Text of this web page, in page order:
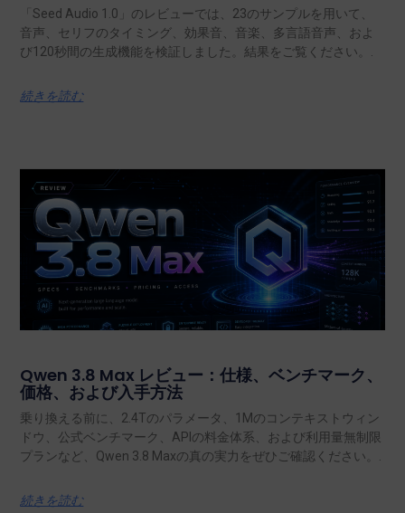
「Seed Audio 1.0」のレビューでは、23のサンプルを用いて、
音声、セリフのタイミング、効果音、音楽、多言語音声、およ
び120秒間の生成機能を検証しました。結果をご覧ください。.
続きを読む
Qwen 3.8 Max レビュー：仕様、ベンチマーク、
価格、および入手方法
乗り換える前に、2.4Tのパラメータ、1Mのコンテキストウィン
ドウ、公式ベンチマーク、APIの料金体系、および利用量無制限
プランなど、Qwen 3.8 Maxの真の実力をぜひご確認ください。.
続きを読む